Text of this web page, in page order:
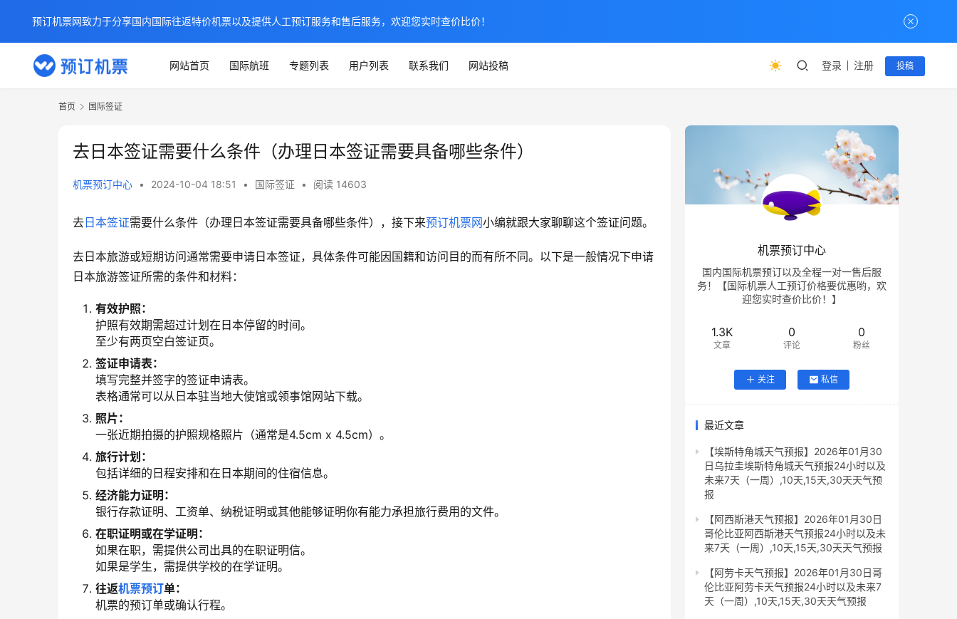
网站首页 国际航班 专题列表 用户列表 联系我们 网站投稿 登录 注册 投稿
首页 国际签证
去日本签证需要什么条件（办理日本签证需要具备哪些条件）
机票预订中心 • 2024-10-04 18:51 • 国际签证 • 阅读 14603
去 日本签证需要什么条件（办理日本签证需要具备哪些条件），接下来预订机票网小编就跟大家聊聊这个签证问题。
去日本旅游或短期访问通常需要申请日本签证，具体条件可能因国籍和访问目的而有所不同。以下是一般情况下申请
日本旅游签证所需的条件和材料：
有效护照：
护照有效期需超过计划在日本停留的时间。
至少有两页空白签证页。
签证申请表：
填写完整并签字的签证申请表。
表格通常可以从日本驻当地大使馆或领事馆网站下载。
照片：
一张近期拍摄的护照规格照片（通常是4.5cm x 4.5cm）。
旅行计划：
包括详细的日程安排和在日本期间的住宿信息。
经济能力证明：
银行存款证明、工资单、纳税证明或其他能够证明你有能力承担旅行费用的文件。
在职证明或在学证明：
如果在职，需提供公司出具的在职证明信。
如果是学生，需提供学校的在学证明。
往返机票预订单：
机票的预订单或确认行程。
机票预订中心
国内国际机票预订以及全程一对一售后服
务！【国际机票人工预订价格要优惠哟，欢
迎您实时查价比价！】
1.3K
文章
0
评论
0
粉丝
关注 私信
最近文章
【埃斯特角城天气预报】2026年01月30
日乌拉圭埃斯特角城天气预报24小时以及
未来7天（一周）,10天,15天,30天天气预
报
【阿西斯港天气预报】2026年01月30日
哥伦比亚阿西斯港天气预报24小时以及未
来7天（一周）,10天,15天,30天天气预报
【阿劳卡天气预报】2026年01月30日哥
伦比亚阿劳卡天气预报24小时以及未来7
天（一周）,10天,15天,30天天气预报
预订机票网致力于分享国内国际往返特价机票以及提供人工预订服务和售后服务，欢迎您实时查价比价！